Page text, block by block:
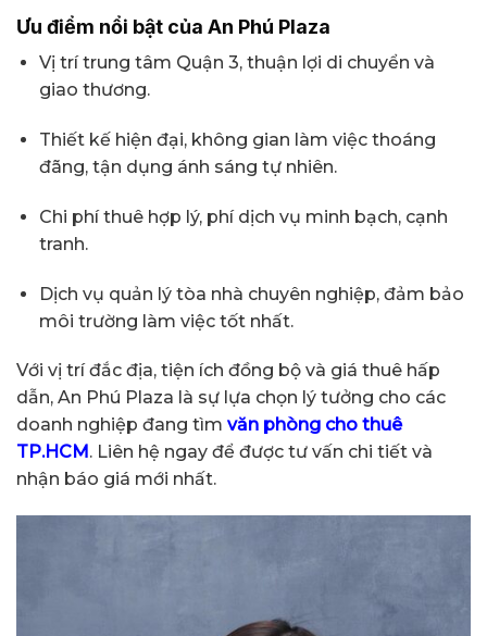
Ưu điểm nổi bật của An Phú Plaza
Vị trí trung tâm Quận 3, thuận lợi di chuyển và
giao thương.
Thiết kế hiện đại, không gian làm việc thoáng
đãng, tận dụng ánh sáng tự nhiên.
Chi phí thuê hợp lý, phí dịch vụ minh bạch, cạnh
tranh.
Dịch vụ quản lý tòa nhà chuyên nghiệp, đảm bảo
môi trường làm việc tốt nhất.
Với vị trí đắc địa, tiện ích đồng bộ và giá thuê hấp
dẫn, An Phú Plaza là sự lựa chọn lý tưởng cho các
doanh nghiệp đang tìm văn phòng cho thuê
TP.HCM . Liên hệ ngay để được tư vấn chi tiết và
nhận báo giá mới nhất.